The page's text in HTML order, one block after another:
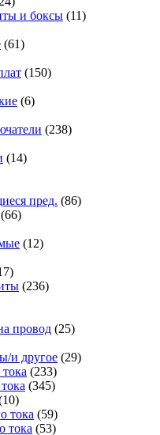
и боксы (11)
(61)
(150)
(6)
(238)
(14)
пред. (86)
(66)
(12)
(236)
провод (25)
и другое (29)
(233)
(345)
тока (59)
тока (53)